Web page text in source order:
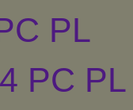
PL
PC PL